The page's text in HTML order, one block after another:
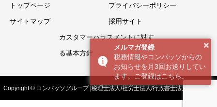
トップページ プライバシーポリシー
サイトマップ 採用サイト
カスタマーハラスメントに対す
る基本方針
Copyright © コンパッソグループ |税理士法人/社労士法人/行政書士法人 All Rights
×
メルマガ登録
税務情報やコンパッソからの
お知らせを月3回お送りしてい
ます。ご登録はこちら。